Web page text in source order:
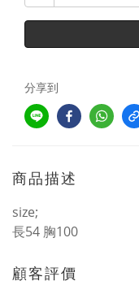
分享到
商品描述
size;
長54 胸100
顧客評價